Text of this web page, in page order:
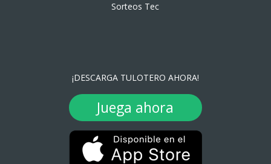
Sorteos Tec
¡DESCARGA TULOTERO AHORA!
Juega ahora